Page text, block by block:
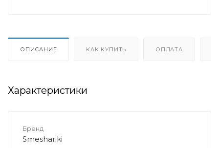
ОПИСАНИЕ КАК КУПИТЬ ОПЛАТА
Характеристики
Бренд
Smeshariki